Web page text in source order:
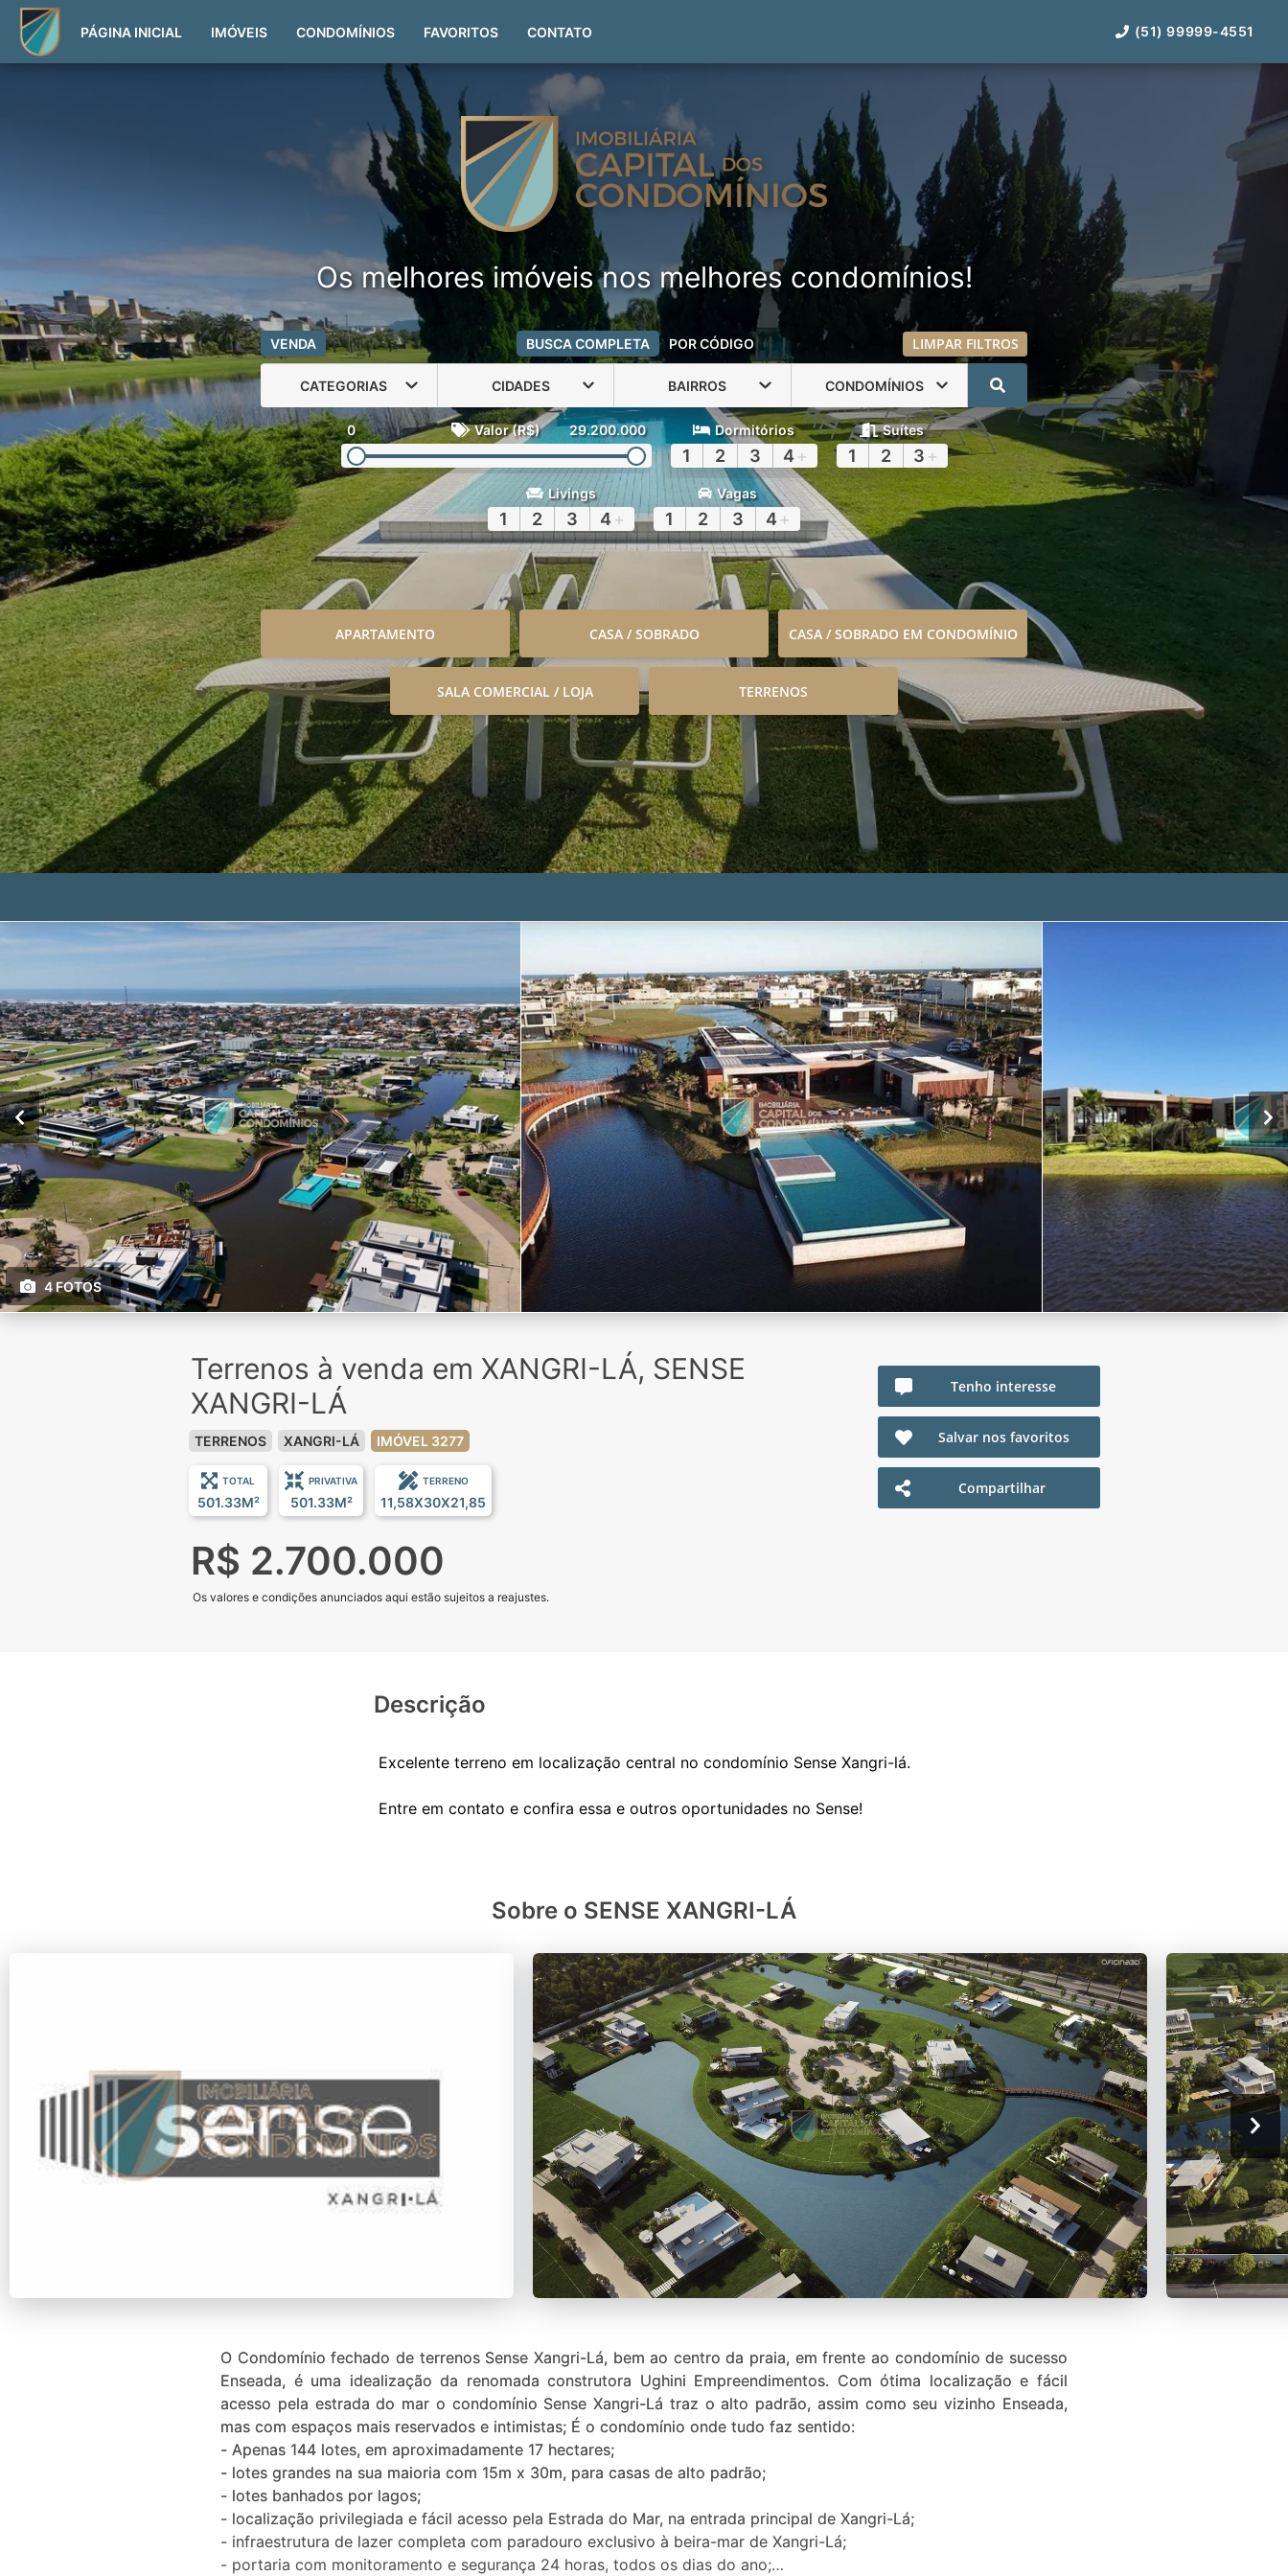
PÁGINA INICIAL IMÓVEIS CONDOMÍNIOS FAVORITOS CONTATO (51) 99999-4551
Os melhores imóveis nos melhores condomínios!
VENDA BUSCA COMPLETA POR CÓDIGO LIMPAR FILTROS
CATEGORIAS CIDADES BAIRROS CONDOMÍNIOS
0 Valor (R$) 29.200.000 Dormitórios
1 2 3 4 +
Suítes
1 2 3 +
Livings
1 2 3 4 +
Vagas
1 2 3 4 +
APARTAMENTO CASA / SOBRADO CASA / SOBRADO EM CONDOMÍNIO
SALA COMERCIAL / LOJA TERRENOS
4 FOTOS
Terrenos à venda em XANGRI-LÁ, SENSE
XANGRI-LÁ
TERRENOS XANGRI-LÁ IMÓVEL 3277
TOTAL
501.33M²
PRIVATIVA
501.33M²
TERRENO
11,58X30X21,85
R$ 2.700.000
Os valores e condições anunciados aqui estão sujeitos a reajustes.
Tenho interesse
Salvar nos favoritos
Compartilhar
Descrição
Excelente terreno em localização central no condomínio Sense Xangri-lá.
Sobre o SENSE XANGRI-LÁ
O Condomínio fechado de terrenos Sense Xangri-Lá, bem ao centro da praia, em frente ao condomínio de sucesso
Enseada, é uma idealização da renomada construtora Ughini Empreendimentos. Com ótima localização e fácil
acesso pela estrada do mar o condomínio Sense Xangri-Lá traz o alto padrão, assim como seu vizinho Enseada,
mas com espaços mais reservados e intimistas; É o condomínio onde tudo faz sentido:
- Apenas 144 lotes, em aproximadamente 17 hectares;
- lotes grandes na sua maioria com 15m x 30m, para casas de alto padrão;
- lotes banhados por lagos;
- localização privilegiada e fácil acesso pela Estrada do Mar, na entrada principal de Xangri-Lá;
- infraestrutura de lazer completa com paradouro exclusivo à beira-mar de Xangri-Lá;
- portaria com monitoramento e segurança 24 horas, todos os dias do ano;